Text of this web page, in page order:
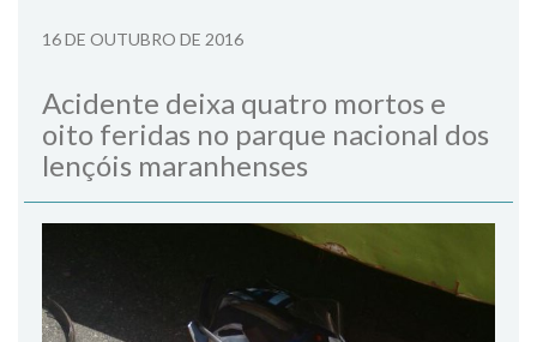
16 DE OUTUBRO DE 2016
Acidente deixa quatro mortos e
oito feridas no parque nacional dos
lençóis maranhenses